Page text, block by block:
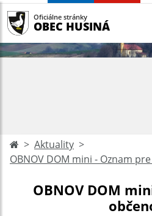
Oficiálne stránky
OBEC HUSINÁ
Aktuality
OBNOV DOM mini - Oznam
OBNOV DOM